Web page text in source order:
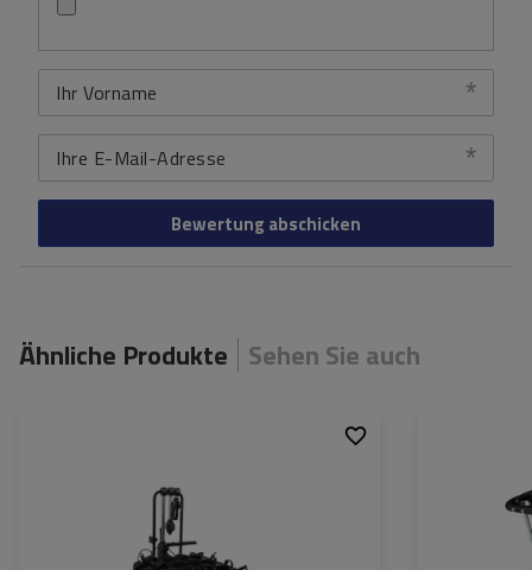
Ihr Vorname
Ihre E-Mail-Adresse
Bewertung abschicken
Ähnliche Produkte Sehen Sie auch
60 kg
Fahrradgewicht:
Nutzlast der